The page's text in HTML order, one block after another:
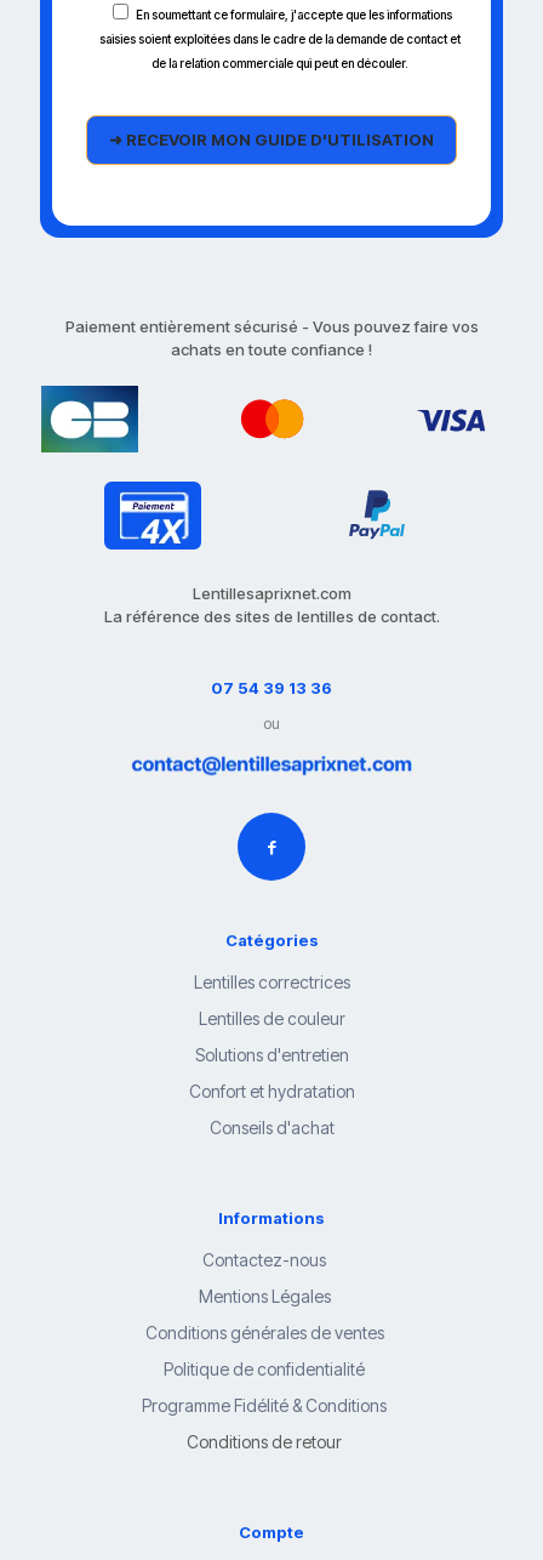
En soumettant ce formulaire, j'accepte que les informations
saisies soient exploitées dans le cadre de la demande de contact et
de la relation commerciale qui peut en découler.
Paiement entièrement sécurisé - Vous pouvez faire vos
achats en toute confiance !
Lentillesaprixnet.com
La référence des sites de lentilles de contact.
07 54 39 13 36
ou
Catégories
Lentilles correctrices
Lentilles de couleur
Solutions d'entretien
Confort et hydratation
Conseils d'achat
Informations
Contactez-nous
Mentions Légales
Conditions générales de ventes
Politique de confidentialité
Programme Fidélité & Conditions
Conditions de retour
Compte